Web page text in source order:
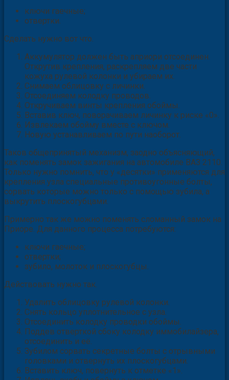
ключи гаечные;
отвертки.
Сделать нужно вот что.
Аккумулятор должен быть априори отсоединен.
Открутив крепления, раскрепляем две части
кожуха рулевой колонки и убираем их.
Снимаем облицовку с личинки.
Отсоединяем колодку проводов.
Откручиваем винты крепления обоймы.
Вставив ключ, поворачиваем личинку к риске «0».
Извлекаем обойму вместе с ключом.
Новую устанавливаем по пути наоборот.
Таков общепринятый механизм, заодно объясняющий,
как поменять замок зажигания на автомобиле ВАЗ 2110.
Только нужно помнить, что у «десятки» применяются для
крепления узла специальные противоугонные болты,
сорвать которые можно только с помощью зубила, а
выкрутить плоскогубцами.
Примерно так же можно поменять сломанный замок на
Приоре. Для данного процесса потребуются:
ключи гаечные;
отвертки;
зубило, молоток и плоскогубцы.
Действовать нужно так.
Удалить облицовку рулевой колонки.
Снять кольцо уплотнительное с узла.
Отсоединить колодку проводки обоймы.
Поддев отверткой сбоку колодку иммобилайзера,
отсоединить и её.
Зубилом сорвать секретные болты с отрывными
головками и отвернуть их плоскогубцами.
Вставить ключ, повернуть к отметке «1».